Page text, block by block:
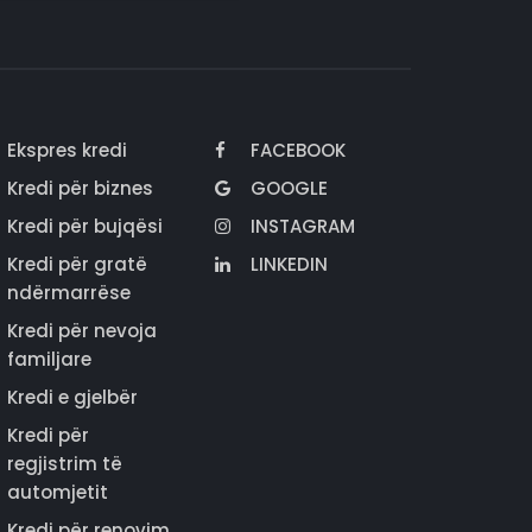
Ekspres kredi
Kredi për biznes
Kredi për bujqësi
Kredi për gratë
ndërmarrëse
Kredi për nevoja
familjare
Kredi e gjelbër
Kredi për
regjistrim të
automjetit
FACEBOOK
GOOGLE
INSTAGRAM
LINKEDIN